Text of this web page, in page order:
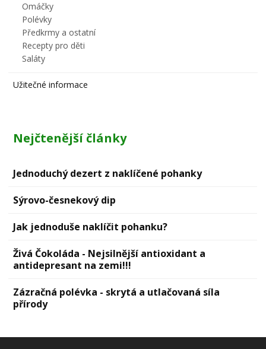
Omáčky
Polévky
Předkrmy a ostatní
Recepty pro děti
Saláty
Užitečné informace
Nejčtenější články
Jednoduchý dezert z naklíčené pohanky
Sýrovо-česnekový dip
Jak jednoduše naklíčit pohanku?
Živá Čokoláda - Nejsilnější antioxidant a
antidepresant na zemi!!!
Zázračná polévka - skrytá a utlačovaná síla
přírody